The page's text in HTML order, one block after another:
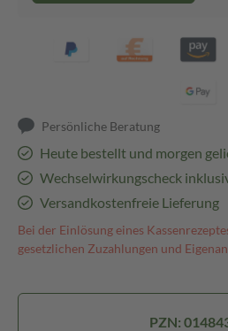
Persönliche Beratung
Heute bestellt und morgen
Wechselwirkungscheck
Versandkostenfreie Lieferung
Bei der Einlösung eines
gesetzlichen Zuzahlungen und
PZN: